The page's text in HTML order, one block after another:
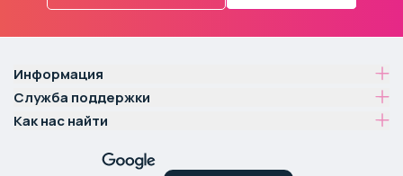
Информация
Служба поддержки
Как нас найти